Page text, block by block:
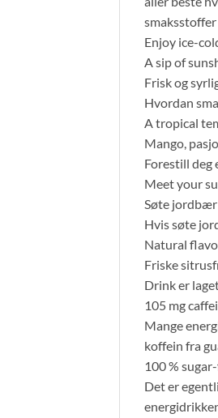
Enjoy ice-
A sip of
Frisk og
Hvordan
A tropical
Mango,
Forestill deg
Meet your
Søte jordbær
Hvis søte
Natural
Friske
Drink er
105 mg
Mange
koffein fra
100 %
Det er